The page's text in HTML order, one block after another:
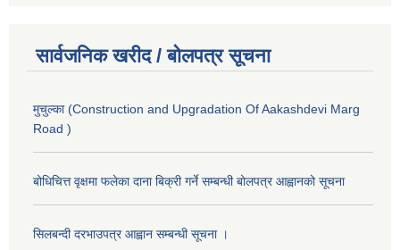
सार्वजनिक खरीद / बोलपत्र सूचना
मुचुल्का (Construction and Upgradation Of Aakashdevi Marg
Road )
बोधिचित्त वृक्षमा फलेका दाना बिक्री गर्ने सम्बन्धी बोलपत्र आह्वानको सूचना
सिलबन्दी दरभाउपत्र आह्वान सम्बन्धी सूचना ।